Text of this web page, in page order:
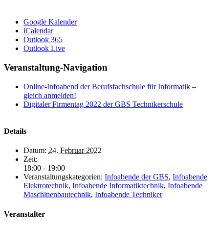
Google Kalender
iCalendar
Outlook 365
Outlook Live
Veranstaltung-Navigation
Online-Infoabend der Berufsfachschule für Informatik –
gleich anmelden!
Digitaler Firmentag 2022 der GBS Technikerschule
Details
Datum: 24. Februar 2022
Zeit:
18:00 - 19:00
Veranstaltungskategorien: Infoabende der GBS, Infoabende
Elektrotechnik, Infoabende Informatiktechnik, Infoabende
Maschinenbautechnik, Infoabende Techniker
Veranstalter